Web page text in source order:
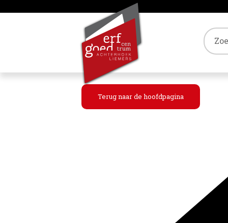
Terug naar de hoofdpagina